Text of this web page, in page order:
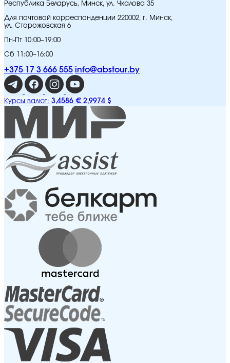
Республика Беларусь, Минск, ул. Чкалова 35
Для почтовой корреспонденции 220002, г. Минск,
ул. Сторожовская 6
Пн-Пт 10:00–19:00
Сб 11:00–16:00
+375 17 3 666 555 info@abstour.by
Курсы валют: 3,4586 € 2,9974 $